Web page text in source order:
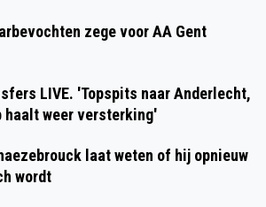
zege voor AA Gent
LIVE. 'Topspits naar Anderlecht,
haalt weer versterking'
laat weten of hij opnieuw
wordt